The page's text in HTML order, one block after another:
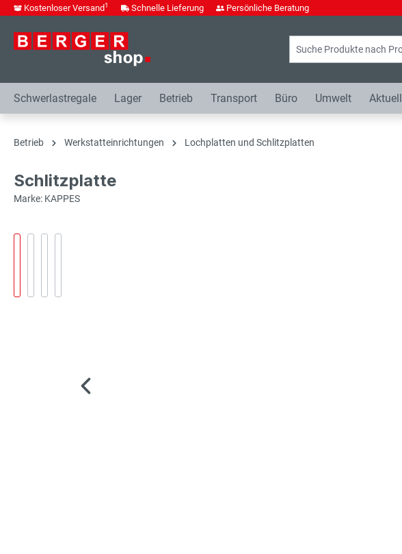
Zur Hauptnavigation springen
Kostenloser Versand1 Schnelle Lieferung Persönliche Beratung
Schwerlastregale Lager Betrieb Transport Büro Umwelt Aktuell
Betrieb Werkstatteinrichtungen Lochplatten und Schlitzplatten
Schlitzplatte
Marke: KAPPES